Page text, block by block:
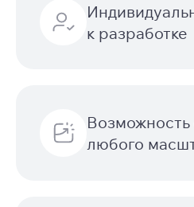
к разработке
Возможность
любого